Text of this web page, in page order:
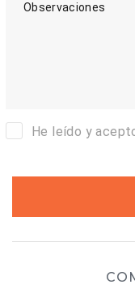
Observaciones
He leído y